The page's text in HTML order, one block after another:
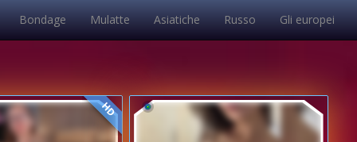
Bondage Mulatte Asiatiche Russo Gli europei
HD